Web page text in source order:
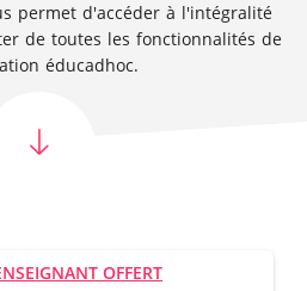
permet d'accéder à l'intégralité
de toutes les fonctionnalités de
éducadhoc.
OFFERT